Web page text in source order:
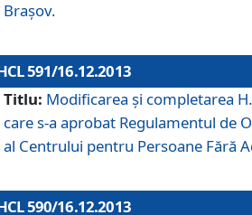
Braşov.
591/16.12.2013
Titlu: Modificarea şi completarea
care s-a aprobat Regulamentul de
al Centrului pentru Persoane Fără
590/16.12.2013